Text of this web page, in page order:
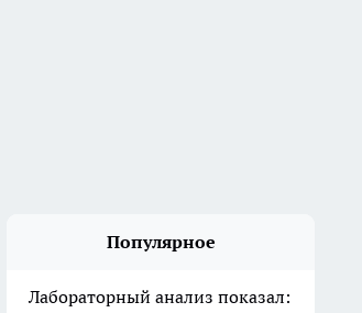
Популярное
Лабораторный анализ показал: